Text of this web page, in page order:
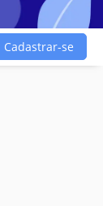
Cadastrar-se